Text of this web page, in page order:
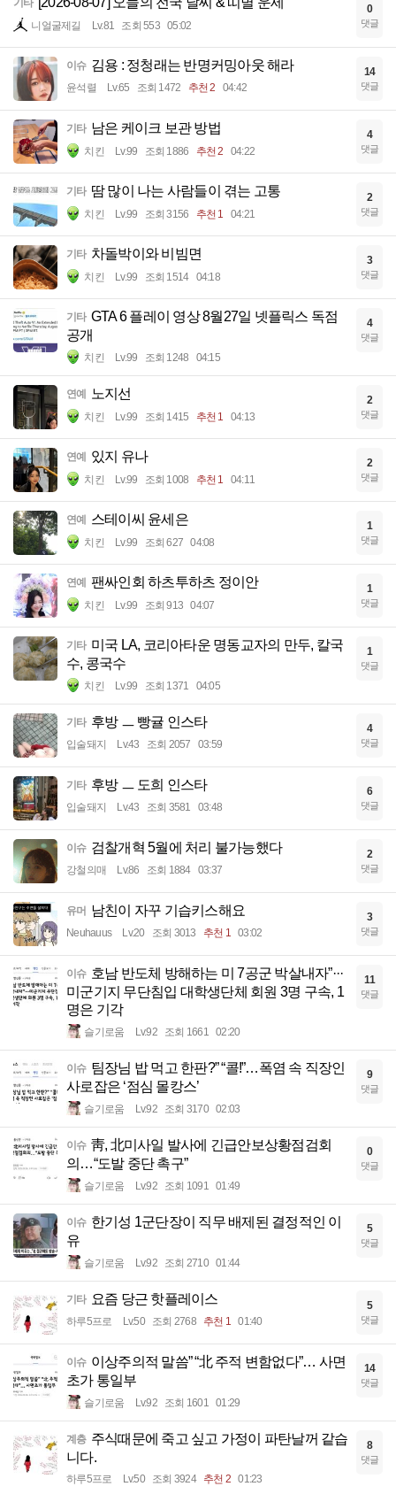
니얼굴제길 Lv.81 조회 553 05:02
0
댓글
이슈 김용 : 정청래는 반명커밍아웃 해라
윤석렬 Lv.65 조회 1472 추천 2 04:42
14
댓글
기타 남은 케이크 보관 방법
치킨 Lv.99 조회 1886 추천 2 04:22
4
댓글
기타 땀 많이 나는 사람들이 겪는 고통
치킨 Lv.99 조회 3156 추천 1 04:21
2
댓글
기타 차돌박이와 비빔면
치킨 Lv.99 조회 1514 04:18
3
댓글
기타 GTA 6 플레이 영상 8월27일 넷플릭스 독점
공개
치킨 Lv.99 조회 1248 04:15
4
댓글
연예 노지선
치킨 Lv.99 조회 1415 추천 1 04:13
2
댓글
연예 있지 유나
치킨 Lv.99 조회 1008 추천 1 04:11
2
댓글
연예 스테이씨 윤세은
치킨 Lv.99 조회 627 04:08
1
댓글
연예 팬싸인회 하츠투하츠 정이안
치킨 Lv.99 조회 913 04:07
1
댓글
기타 미국 LA, 코리아타운 명동교자의 만두, 칼국
수, 콩국수
치킨 Lv.99 조회 1371 04:05
1
댓글
기타 후방 ㅡ 빵귤 인스타
입술돼지 Lv.43 조회 2057 03:59
4
댓글
기타 후방 ㅡ 도희 인스타
입술돼지 Lv.43 조회 3581 03:48
6
댓글
이슈 검찰개혁 5월에 처리 불가능했다
강철의매 Lv.86 조회 1884 03:37
2
댓글
유머 남친이 자꾸 기습키스해요
Neuhauus Lv.20 조회 3013 추천 1 03:02
3
댓글
이슈 호남 반도체 방해하는 미 7공군 박살내자”···
미군기지 무단침입 대학생단체 회원 3명 구속, 1
명은 기각
슬기로움 Lv.92 조회 1661 02:20
11
댓글
이슈 팀장님 밥 먹고 한판?” “콜!”…폭염 속 직장인
사로잡은 ‘점심 몰캉스’
슬기로움 Lv.92 조회 3170 02:03
9
댓글
이슈 靑, 北미사일 발사에 긴급안보상황점검회
의…“도발 중단 촉구”
슬기로움 Lv.92 조회 1091 01:49
0
댓글
이슈 한기성 1군단장이 직무 배제된 결정적인 이
유
슬기로움 Lv.92 조회 2710 01:44
5
댓글
기타 요즘 당근 핫플레이스
하루5프로 Lv.50 조회 2768 추천 1 01:40
5
댓글
이슈 이상주의적 말씀” “北 주적 변함없다”… 사면
초가 통일부
슬기로움 Lv.92 조회 1601 01:29
14
댓글
계층 주식때문에 죽고 싶고 가정이 파탄날꺼 같습
니다.
하루5프로 Lv.50 조회 3924 추천 2 01:23
8
댓글